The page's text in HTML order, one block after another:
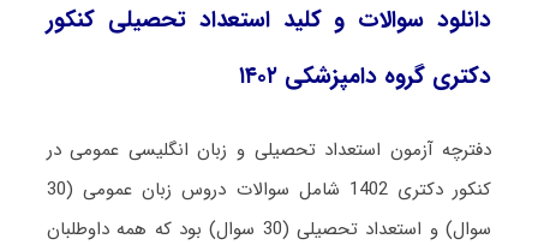
دانلود سوالات و کلید استعداد تحصیلی کنکور
دکتری گروه دامپزشکی ۱۴۰۲
دفترچه آزمون استعداد تحصیلی و زبان انگلیسی عمومی در
کنکور دکتری 1402 شامل سوالات دروس زبان عمومی (30
سوال) و استعداد تحصیلی (30 سوال) بود که همه داوطلبان